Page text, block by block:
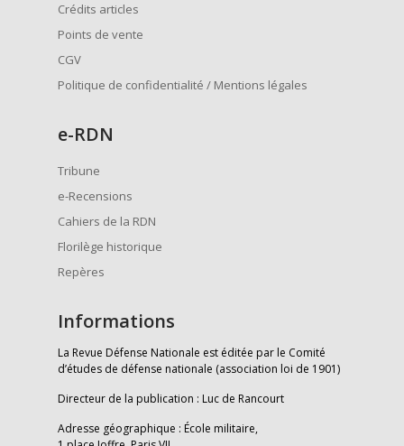
Crédits articles
Points de vente
CGV
Politique de confidentialité / Mentions légales
e-RDN
Tribune
e-Recensions
Cahiers de la RDN
Florilège historique
Repères
Informations
La Revue Défense Nationale est éditée par le Comité
d’études de défense nationale (association loi de 1901)
Directeur de la publication : Luc de Rancourt
Adresse géographique : École militaire,